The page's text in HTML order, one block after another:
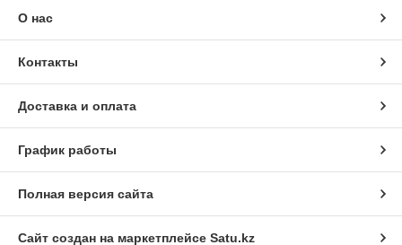
О нас
Контакты
Доставка и оплата
График работы
Полная версия сайта
Сайт создан на маркетплейсе Satu.kz